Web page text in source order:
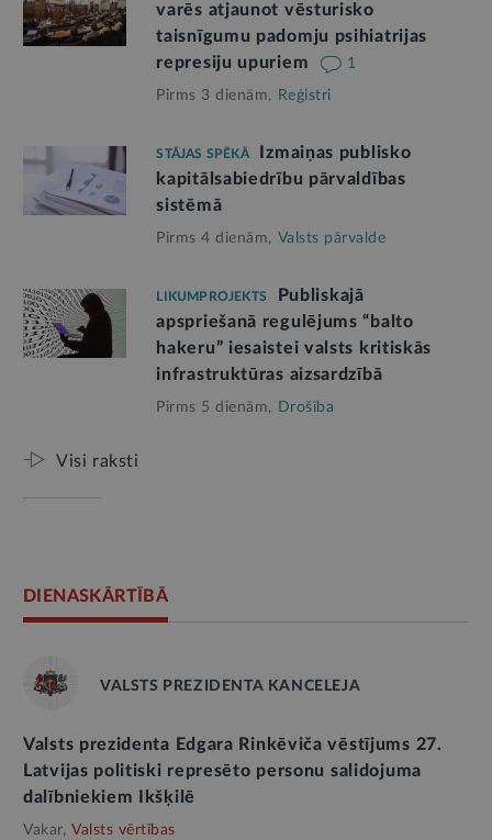
varēs atjaunot vēsturisko
taisnīgumu padomju psihiatrijas
represiju upuriem
1
Pirms 3 dienām, Reģistri
STĀJAS SPĒKĀ
Izmaiņas publisko
kapitālsabiedrību pārvaldības
sistēmā
Pirms 4 dienām, Valsts pārvalde
LIKUMPROJEKTS
Publiskajā
apspriešanā regulējums “balto
hakeru” iesaistei valsts kritiskās
infrastruktūras aizsardzībā
Pirms 5 dienām, Drošība
Visi raksti
DIENASKĀRTĪBĀ
VALSTS PREZIDENTA KANCELEJA
Valsts prezidenta Edgara Rinkēviča vēstījums 27.
Latvijas politiski represēto personu salidojuma
dalībniekiem Ikšķilē
Vakar, Valsts vērtības